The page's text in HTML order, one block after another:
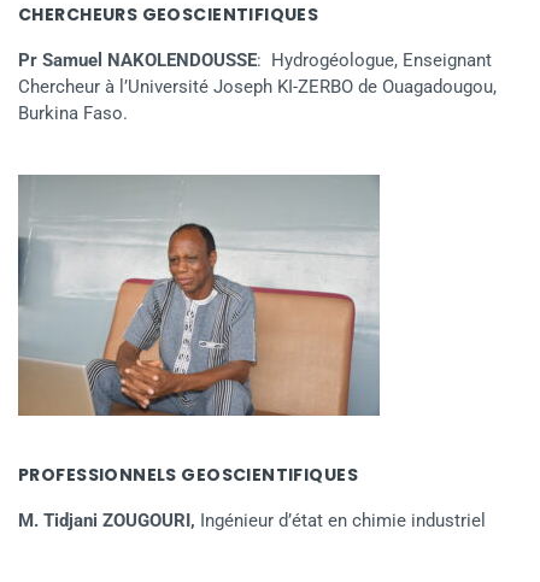
CHERCHEURS GEOSCIENTIFIQUES
Pr Samuel NAKOLENDOUSSE: Hydrogéologue, Enseignant
Chercheur à l’Université Joseph KI-ZERBO de Ouagadougou,
Burkina Faso.
PROFESSIONNELS GEOSCIENTIFIQUES
M. Tidjani ZOUGOURI, Ingénieur d’état en chimie industriel